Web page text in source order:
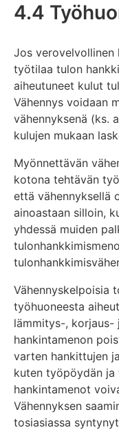
4.4
Jos verovelvollinen
työtilaa tulon
aiheutuneet kulut
Vähennys voidaan
vähennyksenä (ks.
kulujen mukaan
Myönnettävän
kotona tehtävän
että vähennyksellä
ainoastaan silloin,
yhdessä muiden
Vähennyskelpoisia
työhuoneesta
lämmitys-, korjaus-
hankintamenon
varten hankittujen
kuten työpöydän
hankintamenot
Vähennyksen
tosiasiassa